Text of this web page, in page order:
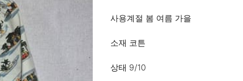
사용계절 봄 여름 가을
소재 코튼
상태 9/10